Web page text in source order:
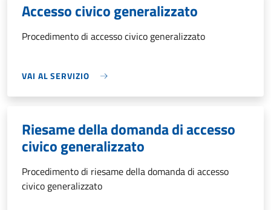
Accesso civico generalizzato
Procedimento di accesso civico generalizzato
VAI AL SERVIZIO
Riesame della domanda di accesso
civico generalizzato
Procedimento di riesame della domanda di accesso
civico generalizzato